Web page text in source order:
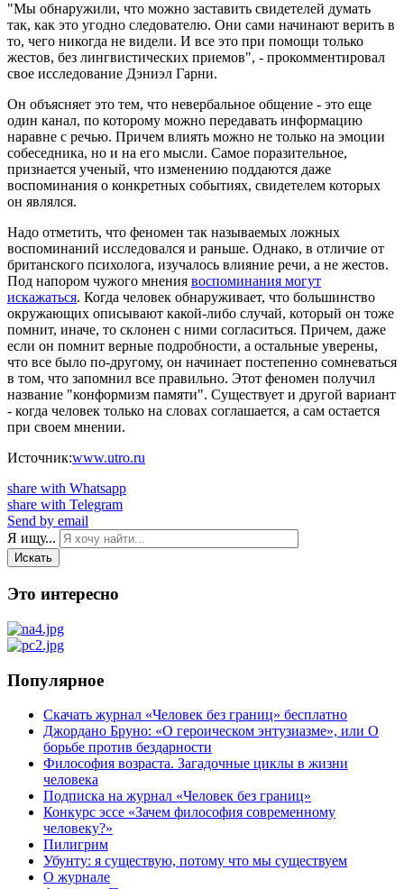
"Мы обнаружили, что можно заставить свидетелей думать
так, как это угодно следователю. Они сами начинают верить в
то, чего никогда не видели. И все это при помощи только
жестов, без лингвистических приемов", - прокомментировал
свое исследование Дэниэл Гарни.
Он объясняет это тем, что невербальное общение - это еще
один канал, по которому можно передавать информацию
наравне с речью. Причем влиять можно не только на эмоции
собеседника, но и на его мысли. Самое поразительное,
признается ученый, что изменению поддаются даже
воспоминания о конкретных событиях, свидетелем которых
он являлся.
Надо отметить, что феномен так называемых ложных
воспоминаний исследовался и раньше. Однако, в отличие от
британского психолога, изучалось влияние речи, а не жестов.
Под напором чужого мнения воспоминания могут
искажаться. Когда человек обнаруживает, что большинство
окружающих описывают какой-либо случай, который он тоже
помнит, иначе, то склонен с ними согласиться. Причем, даже
если он помнит верные подробности, а остальные уверены,
что все было по-другому, он начинает постепенно сомневаться
в том, что запомнил все правильно. Этот феномен получил
название "конформизм памяти". Существует и другой вариант
- когда человек только на словах соглашается, а сам остается
при своем мнении.
Источник:www.utro.ru
share with Whatsapp
share with Telegram
Send by email
Я ищу...
Искать
Это интересно
Популярное
Скачать журнал «Человек без границ» бесплатно
Джордано Бруно: «О героическом энтузиазме», или О
борьбе против бездарности
Философия возраста. Загадочные циклы в жизни
человека
Подписка на журнал «Человек без границ»
Конкурс эссе «Зачем философия современному
человеку?»
Пилигрим
Убунту: я существую, потому что мы существуем
О журнале